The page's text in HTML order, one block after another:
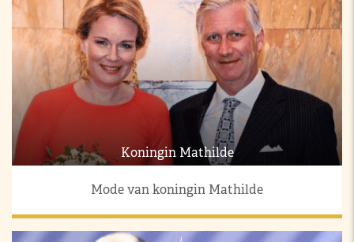
Koningin Mathilde
Mode van koningin Mathilde